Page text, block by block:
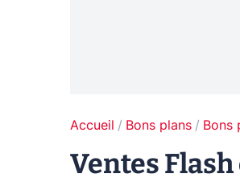
Accueil Bons plans Bons
Ventes